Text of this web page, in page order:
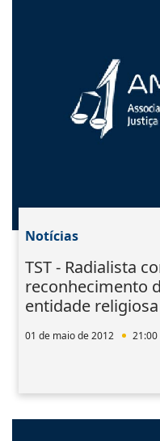
Notícias
TST - Radialista
reconhecimento
entidade religiosa
01 de maio de 2012 21:00